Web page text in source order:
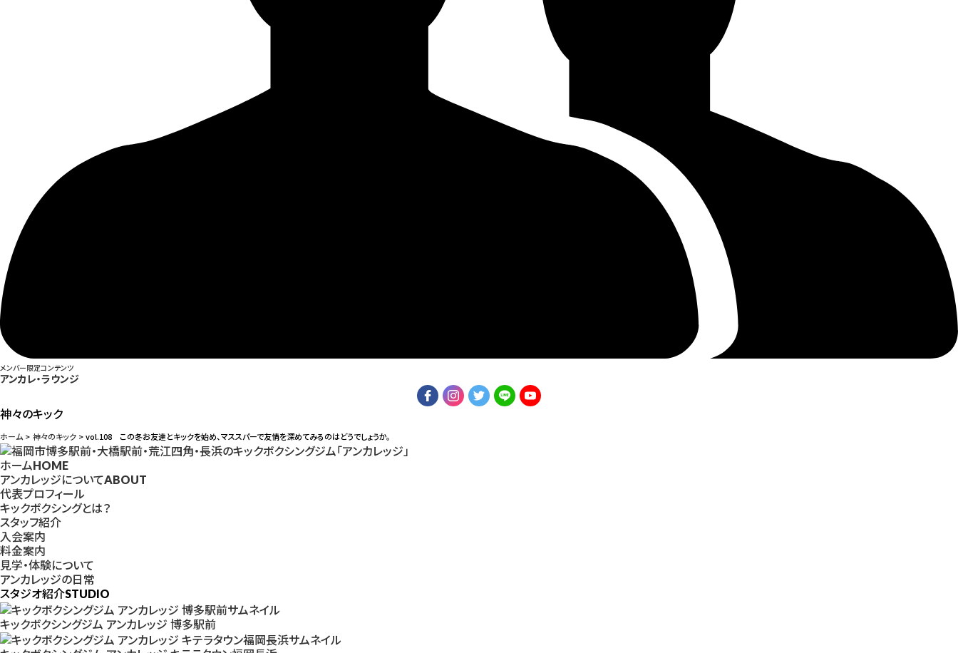
メンバー限定コンテンツ
アンカレ・ラウンジ
神々のキック
ホーム 神々のキック vol.108 この冬お友達とキックを始め、マススパーで友情を深めてみるのはどうでしょうか。
ホームHOME
アンカレッジについてABOUT
代表プロフィール
キックボクシングとは？
スタッフ紹介
入会案内
料金案内
見学・体験について
アンカレッジの日常
スタジオ紹介STUDIO
キックボクシングジム アンカレッジ 博多駅前